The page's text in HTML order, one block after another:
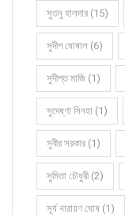
সুতনু হালদার (15)
সুদীপ ঘোষাল (6)
সুদীপ্ত মাজি (1)
সুদেষ্ণা সিনহা (1)
সুবীর সরকার (1)
সুমিতা চৌধুরী (2)
সূর্য নারায়ণ ঘোষ (1)